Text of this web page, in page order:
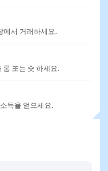
에서 거래하세요.
롱 또는 숏 하세요.
득을 얻으세요.